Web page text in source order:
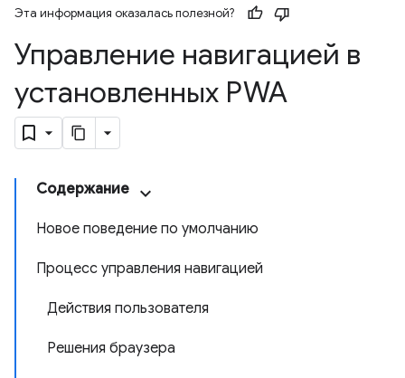
Эта информация оказалась полезной?
Управление навигацией в
установленных PWA
Содержание
Новое поведение по умолчанию
Процесс управления навигацией
Действия пользователя
Решения браузера